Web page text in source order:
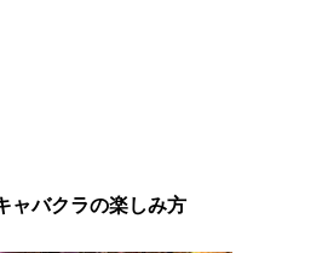
ャバクラの楽しみ方